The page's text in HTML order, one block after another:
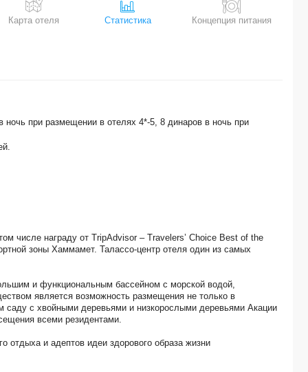
NOZHA BEACH RESORT & SPA 4*
ROSA BEACH THALASSO & SPA 4*
EL MOURADI HAMMAMET 4*
GOLDEN YASMIN MEHARI HAMMAMET THALASSO & SPA 5*
NESRINE 4*
THE MIRAGE RESORT & SPA (ex. IBEROSTAR SELECTION MIRAGE
RIADH PALMS RESORT & SPA 4*
EL MOURADI SKANES 4*
ALHAMBRA THALASSO 5*
Карта отеля Статистика Концепция питания
ночь при размещении в отелях 4*-5, 8 динаров в ночь при
числе награду от TripAdvisor – Travelers’ Choice Best of the
зоны Хаммамет. Талассо-центр отеля один из самых
и функциональным бассейном с морской водой,
является возможность размещения не только в
саду с хвойными деревьями и низкорослыми деревьями Акации
всеми резидентами.
отдыха и адептов идеи здорового образа жизни